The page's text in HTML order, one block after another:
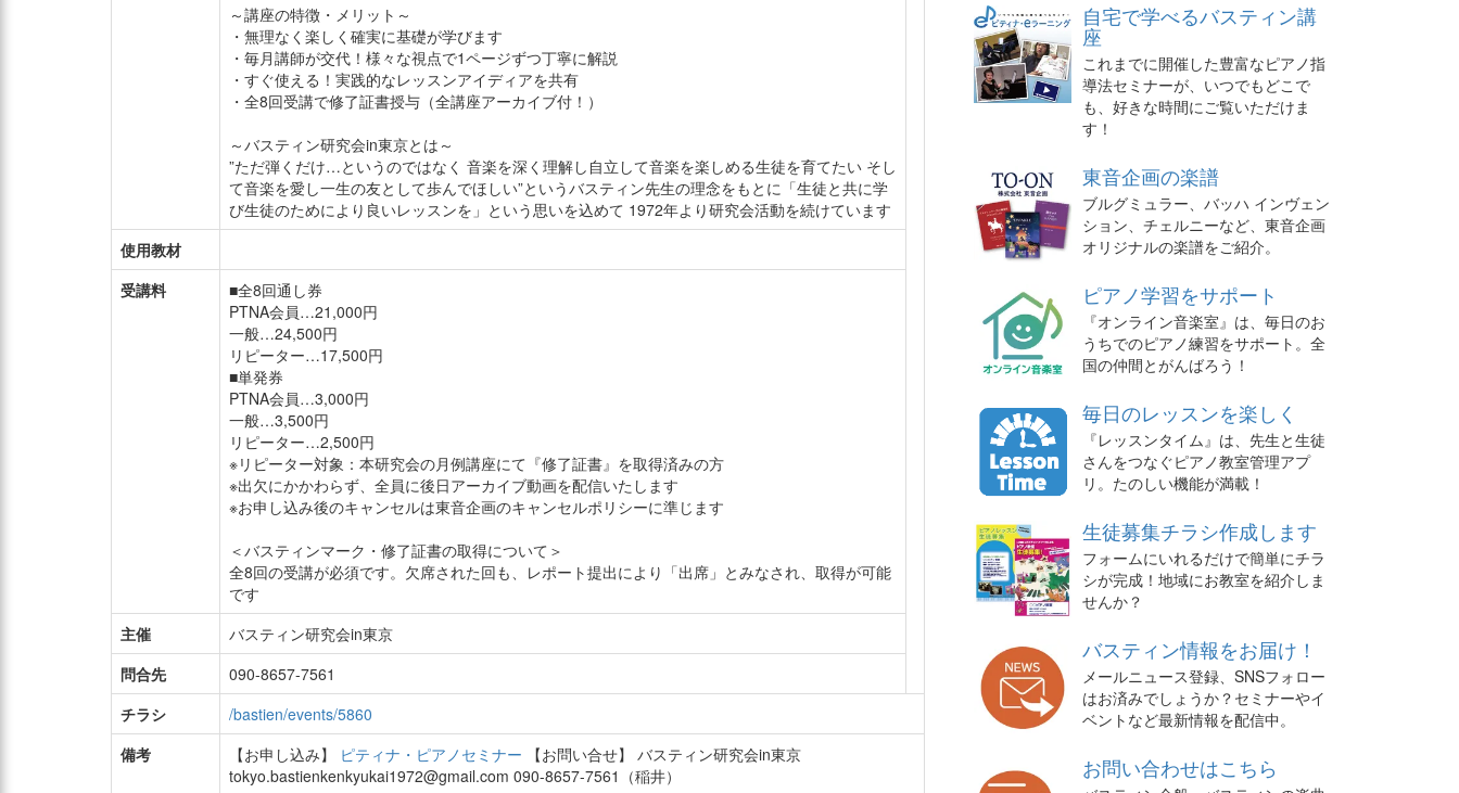
～講座の特徴・メリット～
・無理なく楽しく確実に基礎が学びます
・毎月講師が交代！様々な視点で1ページずつ丁寧に解説
・すぐ使える！実践的なレッスンアイディアを共有
・全8回受講で修了証書授与（全講座アーカイブ付！）
～バスティン研究会in東京とは～
”ただ弾くだけ…というのではなく 音楽を深く理解し自立して音楽を楽しめる生徒を育てたい そし
て音楽を愛し一生の友として歩んでほしい”というバスティン先生の理念をもとに「生徒と共に学
び生徒のためにより良いレッスンを」という思いを込めて 1972年より研究会活動を続けています
使用教材
受講料
■全8回通し券
PTNA会員…21,000円
一般…24,500円
リピーター…17,500円
■単発券
PTNA会員…3,000円
一般…3,500円
リピーター…2,500円
※リピーター対象：本研究会の月例講座にて『修了証書』を取得済みの方
※出欠にかかわらず、全員に後日アーカイブ動画を配信いたします
※お申し込み後のキャンセルは東音企画のキャンセルポリシーに準じます
＜バスティンマーク・修了証書の取得について＞
全8回の受講が必須です。欠席された回も、レポート提出により「出席」とみなされ、取得が可能
です
主催
バスティン研究会in東京
問合先
090-8657-7561
チラシ
/bastien/events/5860
備考
【お申し込み】 ピティナ・ピアノセミナー 【お問い合せ】 バスティン研究会in東京
tokyo.bastienkenkyukai1972@gmail.com 090-8657-7561（稲井）
自宅で学べるバスティン講
座
これまでに開催した豊富なピアノ指
導法セミナーが、いつでもどこで
も、好きな時間にご覧いただけま
す！
東音企画の楽譜
ブルグミュラー、バッハ インヴェン
ション、チェルニーなど、東音企画
オリジナルの楽譜をご紹介。
ピアノ学習をサポート
『オンライン音楽室』は、毎日のお
うちでのピアノ練習をサポート。全
国の仲間とがんばろう！
毎日のレッスンを楽しく
『レッスンタイム』は、先生と生徒
さんをつなぐピアノ教室管理アプ
リ。たのしい機能が満載！
生徒募集チラシ作成します
フォームにいれるだけで簡単にチラ
シが完成！地域にお教室を紹介しま
せんか？
バスティン情報をお届け！
メールニュース登録、SNSフォロー
はお済みでしょうか？セミナーやイ
ベントなど最新情報を配信中。
お問い合わせはこちら